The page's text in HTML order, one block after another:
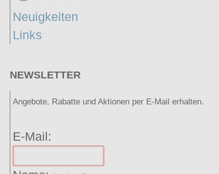
Neuigkeiten
Links
NEWSLETTER
Angebote, Rabatte und Aktionen per E-Mail erhalten.
E-Mail: